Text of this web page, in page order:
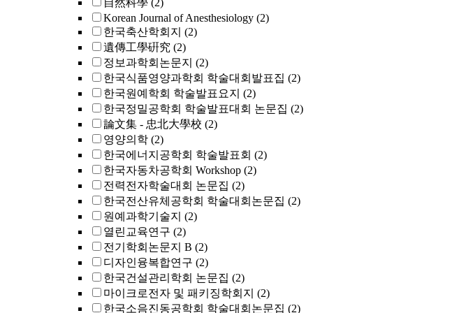
自然科學 (2)
Korean Journal of Anesthesiology (2)
한국축산학회지 (2)
遺傳工學硏究 (2)
정보과학회논문지 (2)
한국식품영양과학회 학술대회발표집 (2)
한국원예학회 학술발표요지 (2)
한국정밀공학회 학술발표대회 논문집 (2)
論文集 - 忠北大學校 (2)
영양의학 (2)
한국에너지공학회 학술발표회 (2)
한국자동차공학회 Workshop (2)
전력전자학술대회 논문집 (2)
한국전산유체공학회 학술대회논문집 (2)
원예과학기술지 (2)
열린교육연구 (2)
전기학회논문지 B (2)
디자인융복합연구 (2)
한국건설관리학회 논문집 (2)
마이크로전자 및 패키징학회지 (2)
한국소음진동공학회 학술대회논문집 (2)